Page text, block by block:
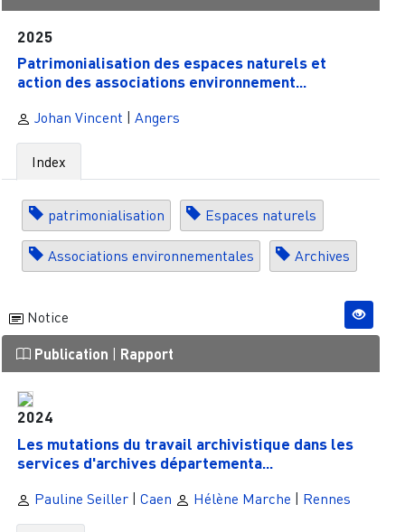
2025
Patrimonialisation des espaces naturels et
action des associations environnement...
Johan Vincent Angers
Index
patrimonialisation Espaces naturels
Associations environnementales Archives
Notice
Publication | Rapport
2024
Les mutations du travail archivistique dans les
services d'archives départementa...
Pauline Seiller| Caen Hélène Marche | Rennes